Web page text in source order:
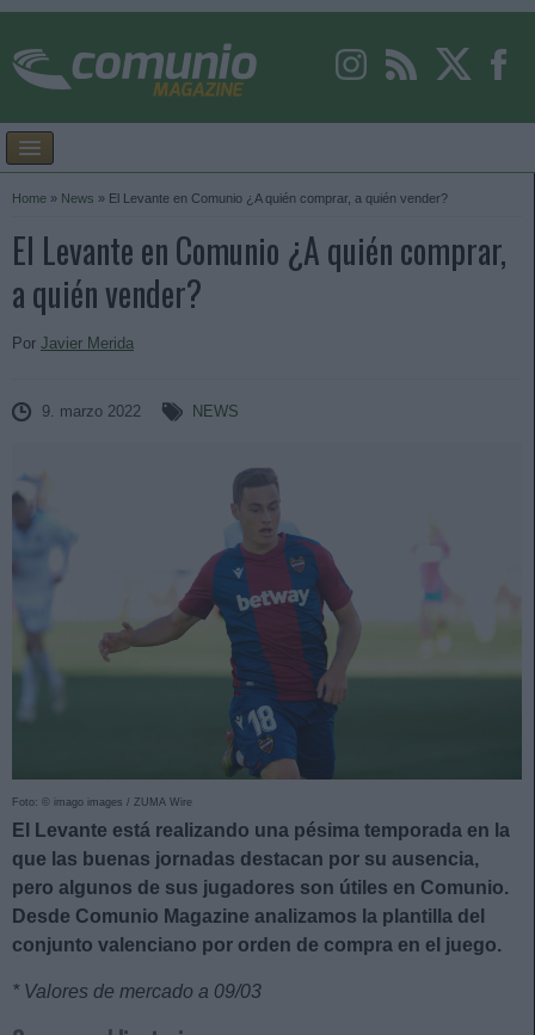
Home » News » El Levante en Comunio ¿A quién comprar, a quién vender?
El Levante en Comunio ¿A quién comprar,
a quién vender?
Por Javier Merida
9. marzo 2022 NEWS
Foto: © imago images / ZUMA Wire
El Levante está realizando una pésima temporada en la
que las buenas jornadas destacan por su ausencia,
pero algunos de sus jugadores son útiles en Comunio.
Desde Comunio Magazine analizamos la plantilla del
conjunto valenciano por orden de compra en el juego.
* Valores de mercado a 09/03